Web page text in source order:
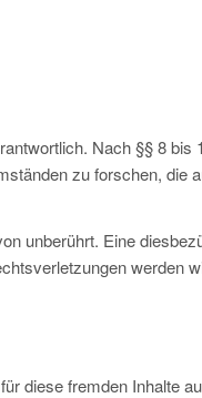
Nach §§ 8 bis
zu forschen, die
unberührt. Eine
werden
diese fremden Inhalte